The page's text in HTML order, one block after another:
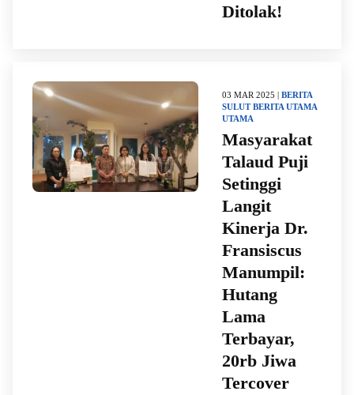
Ditolak!
03 MAR 2025 | BERITA
SULUT BERITA UTAMA
UTAMA
Masyarakat
Talaud Puji
Setinggi
Langit
Kinerja Dr.
Fransiscus
Manumpil:
Hutang
Lama
Terbayar,
20rb Jiwa
Tercover